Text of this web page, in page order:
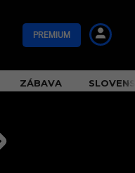
PREMIUM
ZÁBAVA